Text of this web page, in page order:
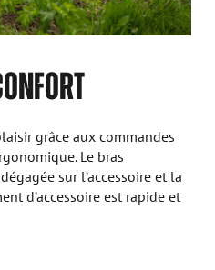
grâce aux commandes
Le bras
sur l’accessoire et la
d’accessoire est rapide et